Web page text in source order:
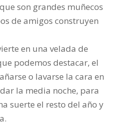
son grandes muñecos
de amigos construyen
en una velada de
podemos destacar, el
o lavarse la cara en
la media noche, para
suerte el resto del año y